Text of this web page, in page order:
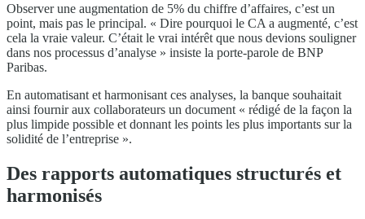
Observer une augmentation de 5% du chiffre d’affaires, c’est un
point, mais pas le principal. « Dire pourquoi le CA a augmenté, c’est
cela la vraie valeur. C’était le vrai intérêt que nous devions souligner
dans nos processus d’analyse » insiste la porte-parole de BNP
Paribas.
En automatisant et harmonisant ces analyses, la banque souhaitait
ainsi fournir aux collaborateurs un document « rédigé de la façon la
plus limpide possible et donnant les points les plus importants sur la
solidité de l’entreprise ».
Des rapports automatiques structurés et
harmonisés